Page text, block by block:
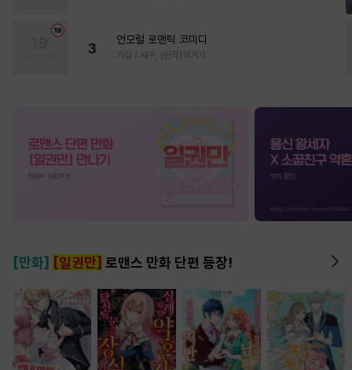
3
언모럴 로맨틱 코미디
가감 / 쌔우, (원작)곽겨자
[만화] [일권만] 로맨스 만화 단편 등장!